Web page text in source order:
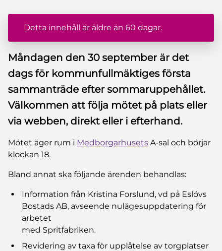
Detta innehåll är äldre än 60 dagar.
Måndagen den 30 september är det
dags för kommunfullmäktiges första
sammanträde efter sommaruppehållet.
Välkommen att följa mötet på plats eller
via webben, direkt eller i efterhand.
Mötet äger rum i Medborgarhusets A-sal och börjar
klockan 18.
Bland annat ska följande ärenden behandlas:
Information från Kristina Forslund, vd på Eslövs
Bostads AB, avseende nulägesuppdatering för
arbetet
med Spritfabriken.
Revidering av taxa för upplåtelse av torgplatser